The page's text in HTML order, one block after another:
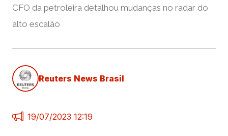
CFO da petroleira detalhou mudanças no radar do
alto escalão
Reuters News Brasil
19/07/2023 12:19